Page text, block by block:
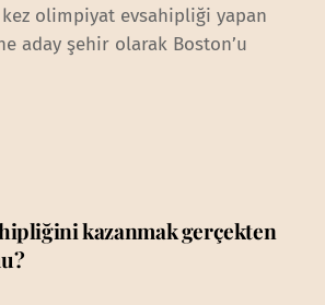
olimpiyat evsahipliği yapan
aday şehir olarak Boston’u
kazanmak gerçekten